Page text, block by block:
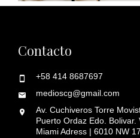
Contacto
+58 414 8687697
medioscg@gmail.com
Av. Cuchiveros Torre
Puerto Ordaz Edo. Bolivar.
Miami Adress | 6010 NW